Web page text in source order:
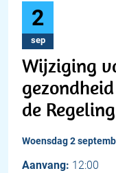
2
sep
Wijziging
de
woensdag 2
Aanvang: 12:00